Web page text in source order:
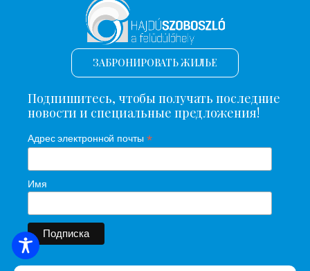
ЗАБРОНИРОВАТЬ ЖИЛЬЕ
Подпишитесь, чтобы получать последние
новости и специальные предложения!
Адрес электронной почты *
Имя